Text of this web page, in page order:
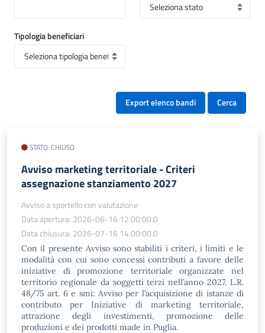
Tipologia beneficiari
Export elenco bandi Cerca
STATO: CHIUSO
Avviso marketing territoriale - Criteri
assegnazione stanziamento 2027
Avviso a sportello con valutazione
Data apertura: 2026-06-16 12:00:00.0
Data chiusura: 2026-07-16 14:00:00.0
Con il presente Avviso sono stabiliti i criteri, i limiti e le
modalità con cui sono concessi contributi a favore delle
iniziative di promozione territoriale organizzate nel
territorio regionale da soggetti terzi nell’anno 2027. L.R.
48/75 art. 6 e smi: Avviso per l’acquisizione di istanze di
contributo per Iniziative di marketing territoriale,
attrazione degli investimenti, promozione delle
produzioni e dei prodotti made in Puglia.